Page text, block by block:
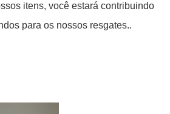
itens, você estará contribuindo
para os nossos resgates..